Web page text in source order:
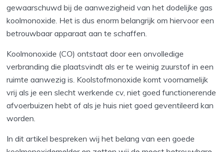
gewaarschuwd bij de aanwezigheid van het dodelijke gas
koolmonoxide. Het is dus enorm belangrijk om hiervoor een
betrouwbaar apparaat aan te schaffen.
Koolmonoxide (CO) ontstaat door een onvolledige
verbranding die plaatsvindt als er te weinig zuurstof in een
ruimte aanwezig is. Koolstofmonoxide komt voornamelijk
vrij als je een slecht werkende cv, niet goed functionerende
afvoerbuizen hebt of als je huis niet goed geventileerd kan
worden.
In dit artikel bespreken wij het belang van een goede